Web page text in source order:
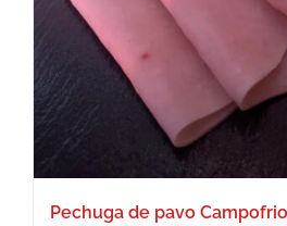
Pechuga de pavo